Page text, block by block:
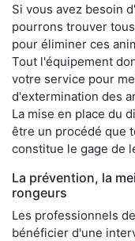
Si vous avez besoin
pourrons trouver
pour éliminer ces
Tout l'équipement
votre service pour
d'extermination des
La mise en place du
être un procédé que
constitue le gage de
La prévention, la
rongeurs
Les professionnels
bénéficier d'une